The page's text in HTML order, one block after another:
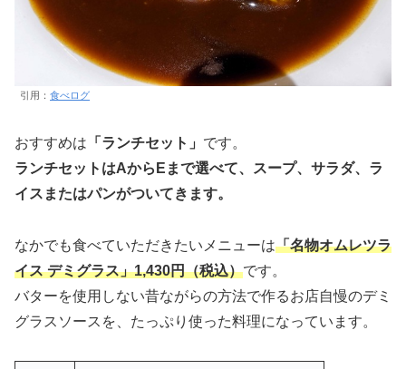
引用： 食べログ
おすすめは 「ランチセット」 です。
ランチセットはAからEまで選べて、スープ、サラダ、ラ
イスまたはパンがついてきます。
なかでも食べていただきたいメニューは「名物オムレツラ
イス デミグラス」1,430円（税込）です。
バターを使用しない昔ながらの方法で作るお店自慢のデミ
グラスソースを、たっぷり使った料理になっています。